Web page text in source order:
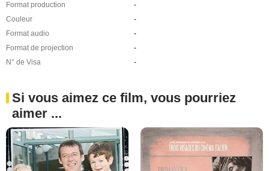
Format production
-
Couleur
-
Format audio
-
Format de projection
-
N° de Visa
-
Si vous aimez ce film, vous pourriez
aimer ...